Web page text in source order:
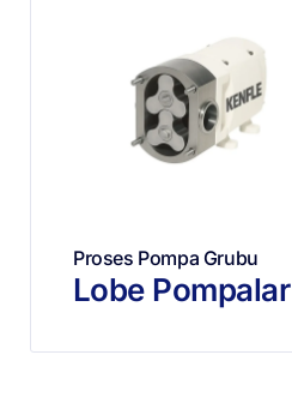
Proses Pompa Grubu
Lobe Pompalar